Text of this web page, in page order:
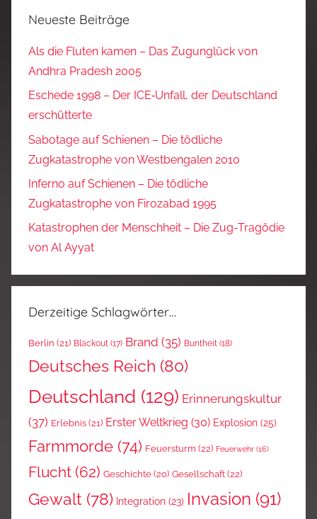
Neueste Beiträge
Als die Fluten kamen – Das Zugunglück von
Andhra Pradesh 2005
Eschede 1998 – Der ICE‑Unfall, der Deutschland
erschütterte
Sabotage auf Schienen – Die tödliche
Zugkatastrophe von Westbengalen 2010
Inferno auf Schienen – Die tödliche
Zugkatastrophe von Firozabad 1995
Katastrophen der Menschheit – Die Zug-Tragödie
von Al Ayyat
Derzeitige Schlagwörter…
Berlin (21) Blackout (17) Brand (35) Buntheit (18)
Deutsches Reich (80)
Deutschland (129) Erinnerungskultur
(37) Erlebnis (21) Erster Weltkrieg (30) Explosion (25)
Farmmorde (74) Feuersturm (22) Feuerwehr (16)
Flucht (62) Geschichte (20) Gesellschaft(22)
Gewalt (78) Integration (23) Invasion (91)